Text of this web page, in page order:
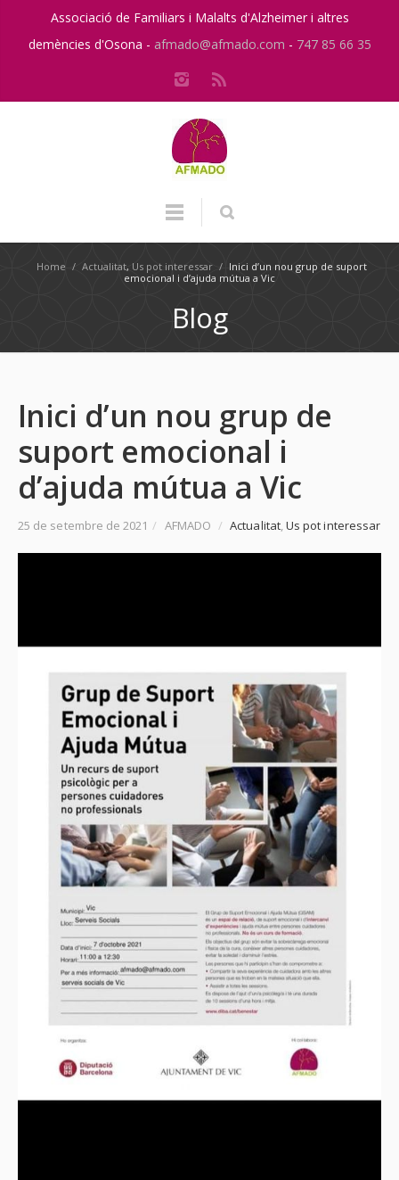
Associació de Familiars i Malalts d'Alzheimer i altres
demències d'Osona - afmado@afmado.com - 747 85 66 35
Home / Actualitat, Us pot interessar / Inici d’un nou grup de suport
emocional i d’ajuda mútua a Vic
Blog
Inici d’un nou grup de
suport emocional i
d’ajuda mútua a Vic
25 de setembre de 2021 / AFMADO / Actualitat,Us pot interessar